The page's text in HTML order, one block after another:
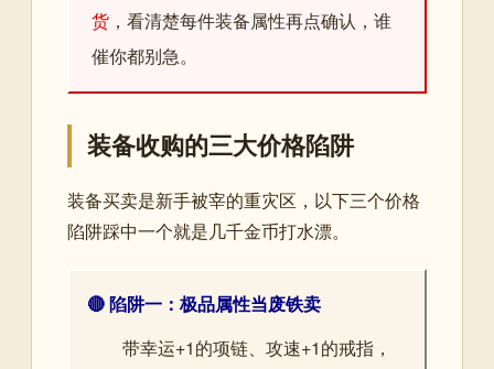
货 ，看清楚每件装备属性再点确认，谁
催你都别急。
装备收购的三大价格陷阱
装备买卖是新手被宰的重灾区，以下三个价格
陷阱踩中一个就是几千金币打水漂。
🔴 陷阱一：极品属性当废铁卖
带幸运+1的项链、攻速+1的戒指，